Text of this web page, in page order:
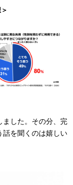
ました。その分、完
話を聞くのは嬉しい